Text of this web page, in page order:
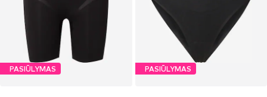
PASIŪLYMAS PASIŪLYMAS